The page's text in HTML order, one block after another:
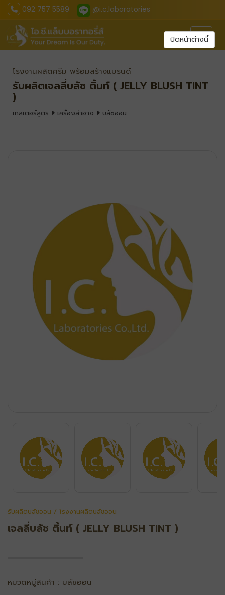
092 757 5589 @i.c.laboratories
โรงงานผลิตครีม พร้อมสร้างแบรนด์
รับผลิตเจลลี่บลัช ติ้นท์ ( JELLY BLUSH TINT
)
เทสเตอร์สูตร เครื่องสำอาง บลัชออน
รับผลิตบลัชออน / โรงงานผลิตบลัชออน
เจลลี่บลัช ติ้นท์ ( JELLY BLUSH TINT )
หมวดหมู่สินค้า : บลัชออน
ปิดหน้าต่างนี้